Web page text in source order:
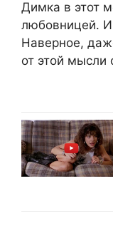
Димка в этот
любовницей. И
Наверное,
от этой мысли